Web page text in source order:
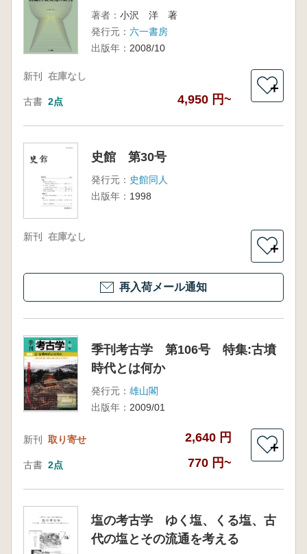
著者： 小沢 洋 著
発行元： 六一書房
出版年： 2008/10
新刊 在庫なし
古書 2点 4,950 円~
＋
史館 第30号
発行元： 史館同人
出版年： 1998
新刊 在庫なし
＋
再入荷メール通知
季刊考古学 第106号 特集:古墳
時代とは何か
発行元： 雄山閣
出版年： 2009/01
新刊 取り寄せ 2,640 円
古書 2点 770 円~
＋
塩の考古学 ゆく塩、くる塩、古
代の塩とその流通を考える